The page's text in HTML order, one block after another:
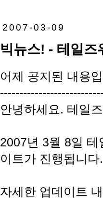
2007-03-09
빅뉴스! - 테일
어제 공지된 내용
안녕하세요. 테일
2007년 3월 8일
이트가 진행됩니다.
자세한 업데이트